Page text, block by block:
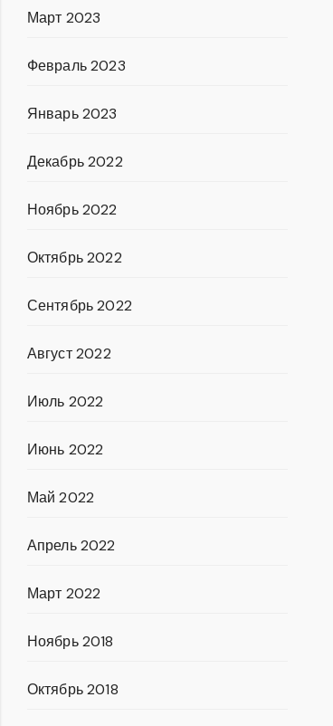
Март 2023
Февраль 2023
Январь 2023
Декабрь 2022
Ноябрь 2022
Октябрь 2022
Сентябрь 2022
Август 2022
Июль 2022
Июнь 2022
Май 2022
Апрель 2022
Март 2022
Ноябрь 2018
Октябрь 2018